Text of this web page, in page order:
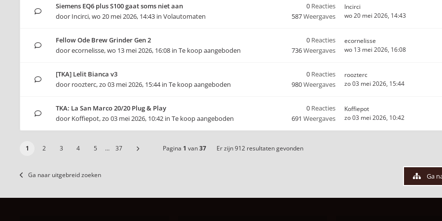
Siemens EQ6 plus S100 gaat soms niet aan
door Incirci,wo 20 mei 2026, 14:43 in Volautomaten
0 Reacties
587Weergaves
Incirci
wo 20 mei 2026, 14:43
Fellow Ode Brew Grinder Gen 2
doorecornelisse,wo 13 mei 2026, 16:08 in Te koop aangeboden
0 Reacties
736Weergaves
ecornelisse
wo 13 mei 2026, 16:08
[TKA] Lelit Bianca v3
door roozterc,zo 03 mei 2026, 15:44in Te koop aangeboden
0 Reacties
980Weergaves
roozterc
zo 03 mei 2026, 15:44
TKA: La San Marco 20/20 Plug & Play
door Koffiepot,zo 03 mei 2026, 10:42 in Te koop aangeboden
0 Reacties
691 Weergaves
Koffiepot
zo 03 mei 2026, 10:42
1 2 3 4 5 … 37 Pagina 1 van37 Er zijn 912 resultaten gevonden
Ga naar uitgebreid zoeken Ga